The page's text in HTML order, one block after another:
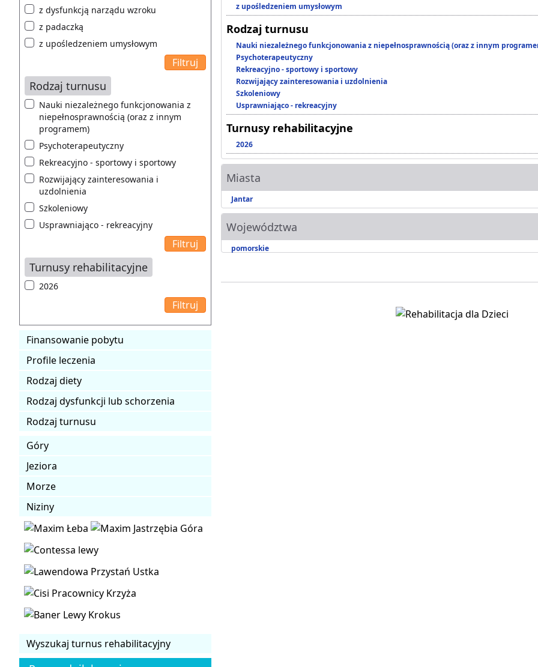
z dysfunkcją narządu wzroku
z padaczką
z upośledzeniem umysłowym
Rodzaj turnusu
Nauki niezależnego funkcjonowania z
niepełnosprawnością (oraz z innym
programem)
Psychoterapeutyczny
Rekreacyjno - sportowy i sportowy
Rozwijający zainteresowania i
uzdolnienia
Szkoleniowy
Usprawniająco - rekreacyjny
Turnusy rehabilitacyjne
2026
Finansowanie pobytu
Profile leczenia
Rodzaj diety
Rodzaj dysfunkcji lub schorzenia
Rodzaj turnusu
Góry
Jeziora
Morze
Niziny
Wyszukaj turnus rehabilitacyjny
z upośledzeniem umysłowym
Rodzaj turnusu
Nauki niezależnego funkcjonowania z niepełnosprawnością (oraz z innym
Psychoterapeutyczny
Rekreacyjno - sportowy i sportowy
Rozwijający zainteresowania i uzdolnienia
Szkoleniowy
Usprawniająco - rekreacyjny
Turnusy rehabilitacyjne
2026
Miasta
Jantar
Województwa
pomorskie